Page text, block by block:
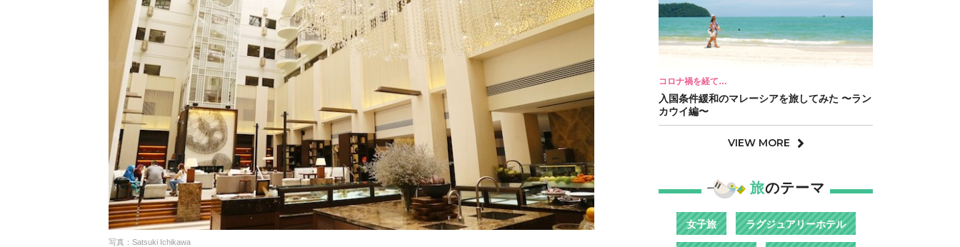
写真：Satsuki Ichikawa
コロナ禍を経て…
入国条件緩和のマレーシアを旅してみた 〜ラン
カウイ編〜
VIEW MORE
旅のテーマ
女子旅 ラグジュアリーホテル